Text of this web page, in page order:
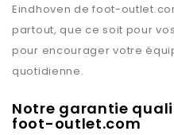
Eindhoven defoot-
partout, que ce soit pour
pour encourager votre
quotidienne.
Notre garantie
foot-outlet.com